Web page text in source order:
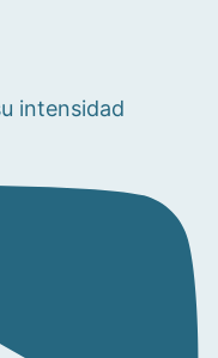
intensidad